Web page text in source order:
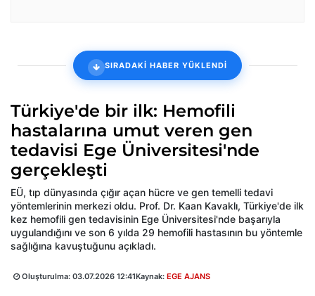
SIRADAKİ HABER YÜKLENDİ
Türkiye'de bir ilk: Hemofili
hastalarına umut veren gen
tedavisi Ege Üniversitesi'nde
gerçekleşti
EÜ, tıp dünyasında çığır açan hücre ve gen temelli tedavi
yöntemlerinin merkezi oldu. Prof. Dr. Kaan Kavaklı, Türkiye'de ilk
kez hemofili gen tedavisinin Ege Üniversitesi'nde başarıyla
uygulandığını ve son 6 yılda 29 hemofili hastasının bu yöntemle
sağlığına kavuştuğunu açıkladı.
Oluşturulma: 03.07.2026 12:41Kaynak: EGE AJANS